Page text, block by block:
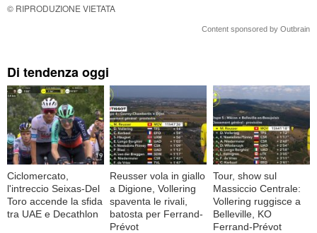
© RIPRODUZIONE VIETATA
Content sponsored by Outbrain
Di tendenza oggi
Ciclomercato,
l'intreccio Seixas-Del
Toro accende la sfida
tra UAE e Decathlon
Reusser vola in giallo
a Digione, Vollering
spaventa le rivali,
batosta per Ferrand-
Prévot
Tour, show sul
Massiccio Centrale:
Vollering ruggisce a
Belleville, KO
Ferrand-Prévot